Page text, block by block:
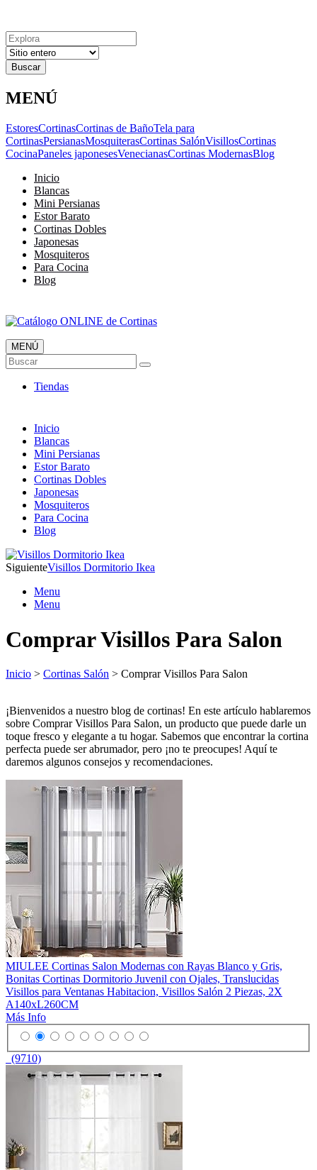
Resultados
para
MENÚ
EstoresCortinasCortinas de BañoTela para
CortinasPersianasMosquiterasCortinas SalónVisillosCortinas
CocinaPaneles japonesesVenecianasCortinas ModernasBlog
Inicio
Blancas
Mini Persianas
Estor Barato
Cortinas Dobles
Japonesas
Mosquiteros
Para Cocina
Blog
Catálogo ONLINE de Cortinas
Al mejor Precio
MENÚ
Buscar
Tiendas
Inicio
Blancas
Mini Persianas
Estor Barato
Cortinas Dobles
Japonesas
Mosquiteros
Para Cocina
Blog
SiguienteVisillos Dormitorio Ikea
Menu
Menu
Comprar Visillos Para Salon
Inicio > Cortinas Salón > Comprar Visillos Para Salon
¡Bienvenidos a nuestro blog de cortinas! En este artículo hablaremos
sobre Comprar Visillos Para Salon, un producto que puede darle un
toque fresco y elegante a tu hogar. Sabemos que encontrar la cortina
perfecta puede ser abrumador, pero ¡no te preocupes! Aquí te
daremos algunos consejos y recomendaciones.
MIULEE Cortinas Salon Modernas con Rayas Blanco y Gris,
Bonitas Cortinas Dormitorio Juvenil con Ojales, Translucidas
Visillos para Ventanas Habitacion, Visillos Salón 2 Piezas, 2X
A140xL260CM
Más Info
(9710)